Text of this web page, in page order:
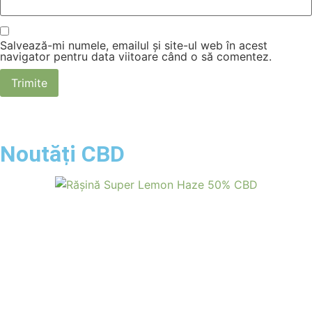
Salvează-mi numele, emailul și site-ul web în acest
navigator pentru data viitoare când o să comentez.
Noutăți CBD